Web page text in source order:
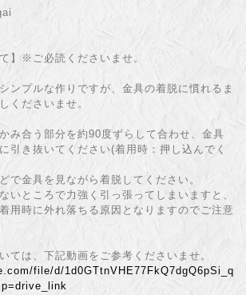
】※ご必読くださいませ。
ンプルな作りですが、金具の着脱に慣れるま
くださいませ。
み合う部分を約90度ずらして合わせ、金具
引き抜いてください(着用時：押し込んでく
で金具を見ながら着脱してください。
いところで力強く引っ張ってしまいますと、
用時に外れ落ちる原因となりますのでご注意
ては、下記動画をご参考くださいませ。
file/d/1d0GTtnVHE77FkQ7dgQ6pSi_q